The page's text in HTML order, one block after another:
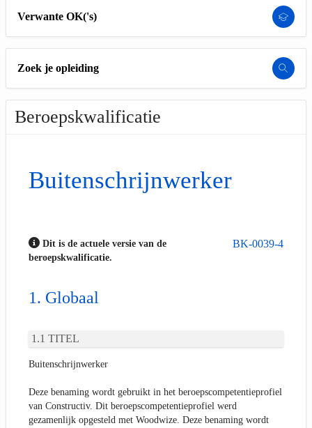
Verwante OK('s)
Zoek je opleiding
Beroepskwalificatie
Buitenschrijnwerker
BK-0039-4
Dit is de actuele versie van de
beroepskwalificatie.
Globaal
TITEL
Buitenschrijnwerker
Deze benaming wordt gebruikt in het beroepscompetentieprofiel
van Constructiv. Dit beroepscompetentieprofiel werd
gezamenlijk opgesteld met Woodwize. Deze benaming wordt